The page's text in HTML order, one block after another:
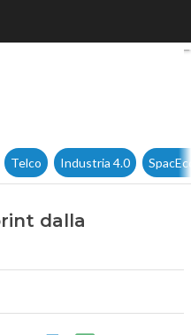
in volata, sprint dalla
Telco Industria 4.0
dalla